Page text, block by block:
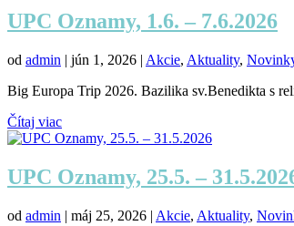
UPC Oznamy, 1.6. – 7.6.2026
od admin | jún 1, 2026 | Akcie, Aktuality,
Big Europa Trip 2026. Bazilika sv.Benedikta s
Čítaj viac
UPC Oznamy, 25.5. –
od admin | máj 25, 2026 | Akcie, Aktuality,